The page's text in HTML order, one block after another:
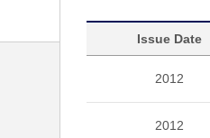
Issue Date
2012
2012